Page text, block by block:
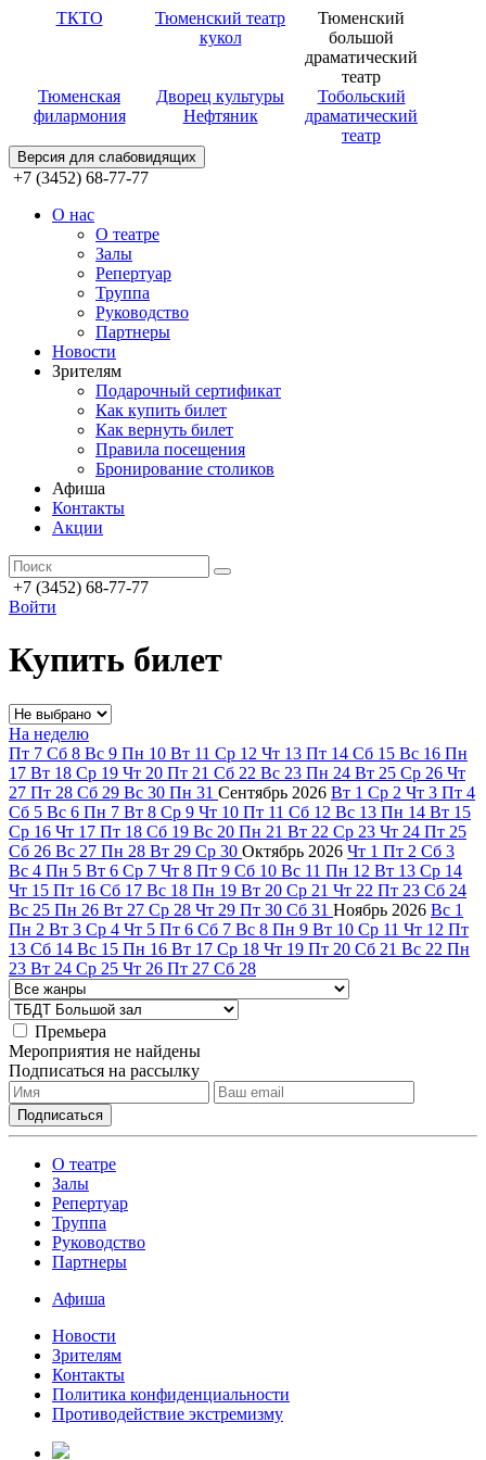
ТКТО
Тюменский театр
кукол
Тюменский
большой
драматический
театр
Тюменская
филармония
Дворец культуры
Нефтяник
Тобольский
драматический
театр
Версия для слабовидящих
+7 (3452) 68-77-77
О нас
О театре
Залы
Репертуар
Труппа
Руководство
Партнеры
Новости
Зрителям
Подарочный сертификат
Как купить билет
Как вернуть билет
Правила посещения
Бронирование столиков
Афиша
Контакты
Акции
+7 (3452) 68-77-77
Войти
Купить билет
На неделю
Пт 7 Сб 8 Вс 9 Пн 10 Вт 11 Ср 12 Чт 13 Пт 14 Сб 15 Вс 16 Пн
17 Вт 18 Ср 19 Чт 20 Пт 21 Сб 22 Вс 23 Пн 24 Вт 25 Ср 26 Чт
27 Пт 28 Сб 29 Вс 30 Пн 31 Сентябрь 2026 Вт 1 Ср 2 Чт 3 Пт 4
Сб 5 Вс 6 Пн 7 Вт 8 Ср 9 Чт 10 Пт 11 Сб 12 Вс 13 Пн 14 Вт 15
Ср 16 Чт 17 Пт 18 Сб 19 Вс 20 Пн 21 Вт 22 Ср 23 Чт 24 Пт 25
Сб 26 Вс 27 Пн 28 Вт 29 Ср 30 Октябрь 2026 Чт 1 Пт 2 Сб 3
Вс 4 Пн 5 Вт 6 Ср 7 Чт 8 Пт 9 Сб 10 Вс 11 Пн 12 Вт 13 Ср 14
Чт 15 Пт 16 Сб 17 Вс 18 Пн 19 Вт 20 Ср 21 Чт 22 Пт 23 Сб 24
Вс 25 Пн 26 Вт 27 Ср 28 Чт 29 Пт 30 Сб 31 Ноябрь 2026 Вс 1
Пн 2 Вт 3 Ср 4 Чт 5 Пт 6 Сб 7 Вс 8 Пн 9 Вт 10 Ср 11 Чт 12 Пт
13 Сб 14 Вс 15 Пн 16 Вт 17 Ср 18 Чт 19 Пт 20 Сб 21 Вс 22 Пн
23 Вт 24 Ср 25 Чт 26 Пт 27 Сб 28
Премьера
Мероприятия не найдены
Подписаться на рассылку
О театре
Залы
Репертуар
Труппа
Руководство
Партнеры
Афиша
Новости
Зрителям
Контакты
Политика конфиденциальности
Противодействие экстремизму